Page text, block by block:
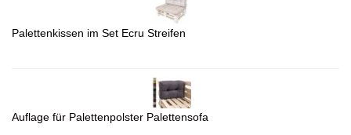
Palettenkissen im Set Ecru Streifen
Auflage für Palettenpolster Palettensofa